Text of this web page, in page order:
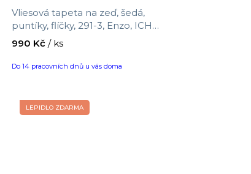
Vliesová tapeta na zeď, šedá,
puntíky, flíčky, 291-3, Enzo, ICH
Wallcoverings, velikost 10,05 x 0,53
Do 14 pracovních dnů u vás doma
990 Kč / ks
LEPIDLO ZDARMA